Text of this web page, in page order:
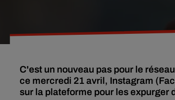
C'est un nouveau pas pour le
ce mercredi 21 avril, Instagram
sur la plateforme pour les expurger